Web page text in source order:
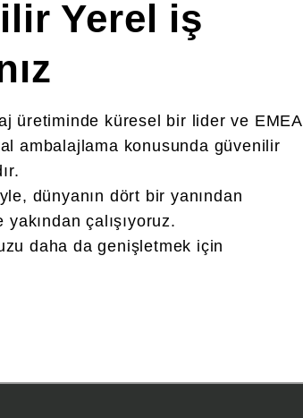
Yerel iş
üretiminde küresel bir lider ve EMEA
ambalajlama konusunda güvenilir
dünyanın dört bir yanından
çalışıyoruz.
daha da genişletmek için